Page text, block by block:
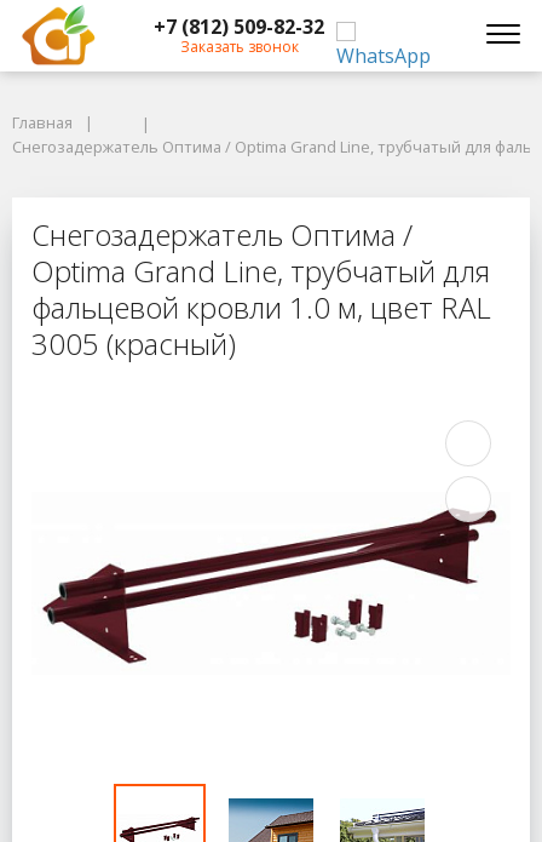
+7 (812) 509-82-32
Заказать звонок
Снегозадержатель Оптима / Optima Grand Line, трубчатый для
Снегозадержатель Оптима /
Главная
Снегозадержатель Оптима / Optima Grand Line, трубчатый для
Снегозадержатель Оптима /
Optima Grand Line, трубчатый для
фальцевой кровли 1.0 м, цвет RAL
3005 (красный)